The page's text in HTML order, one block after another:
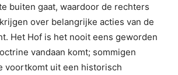
buiten gaat, waardoor de rechters
over belangrijke acties van de
Het Hof is het nooit eens geworden
vandaan komt; sommigen
voortkomt uit een historisch